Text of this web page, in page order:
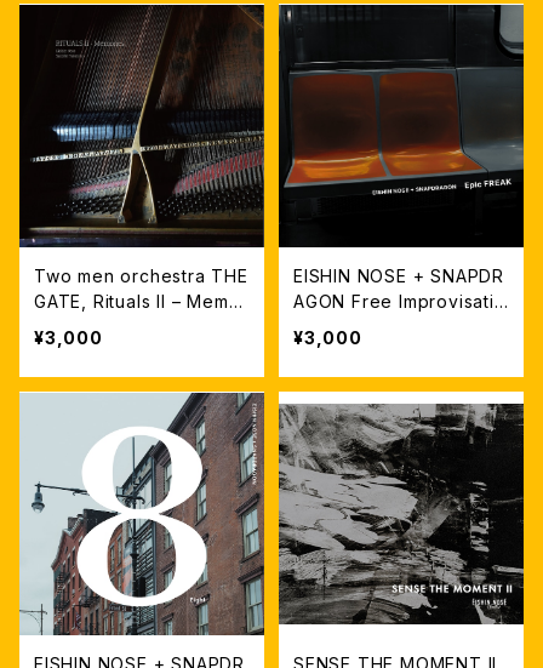
Two men orchestra THE
GATE, Rituals II – Memor
ies
¥3,000
EISHIN NOSE + SNAPDR
AGON Free Improvisatio
ns “Epic FREAK”
¥3,000
EISHIN NOSE + SNAPDR
SENSE THE MOMENT II